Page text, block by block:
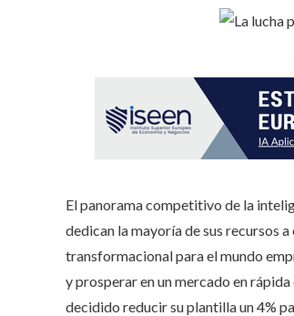
El panorama competitivo de la
dedican la mayoría de sus recursos
transformacional para el mundo
y prosperar en un mercado en
decidido reducir su plantilla un 4%